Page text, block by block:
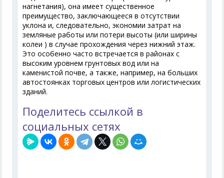
нагнетания), она имеет существенное
преимущество, заключающееся в отсутствии
уклона и, следовательно, экономии затрат на
земляные работы или потери высоты (или ширины
колеи ) в случае прохождения через нижний этаж.
Это особенно часто встречается в районах с
высоким уровнем грунтовых вод или на
каменистой почве, а также, например, на больших
автостоянках торговых центров или логистических
зданий.
Поделитесь ссылкой в
социальных сетях